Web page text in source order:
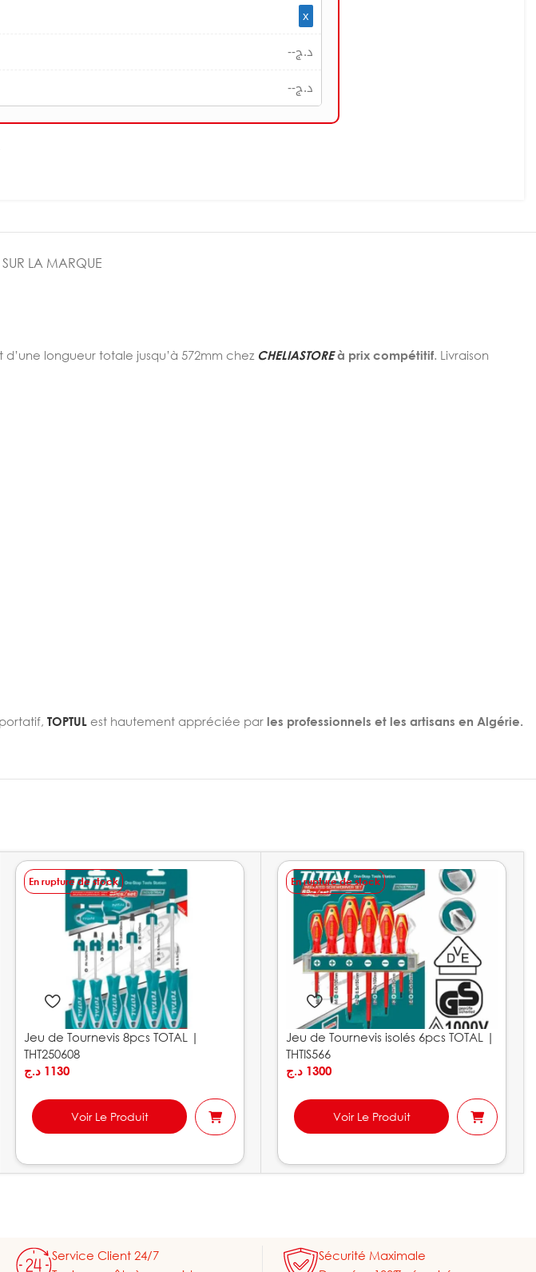
x
--د.ج
--د.ج
SUR LA MARQUE
longueur totale jusqu’à 572mm chez CHELIASTOREà prix compétitif. Livraison
TOPTUL est hautement appréciée par les professionnels et les artisans en Algérie.
En rupture de stock
Jeu de Tournevis 8pcs TOTAL |
THT250608
1130 د.ج
Voir Le Produit
En rupture de stock
Jeu de Tournevis isolés 6pcs TOTAL |
THTIS566
1300 د.ج
Voir Le Produit
Service Client 24/7
Sécurité Maximale